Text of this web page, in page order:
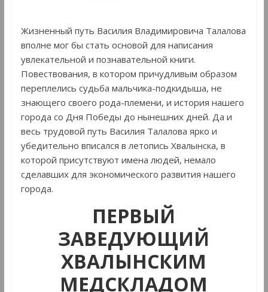
Жизненный путь Василия Владимировича Талалова
вполне мог бы стать основой для написания
увлекательной и познавательной книги.
Повествования, в котором причудливым образом
переплелись судьба мальчика-подкидыша, не
знающего своего рода-племени, и история нашего
города со Дня Победы до нынешних дней. Да и
весь трудовой путь Василия Талалова ярко и
убедительно вписался в летопись Хвалынска, в
которой присутствуют имена людей, немало
сделавших для экономического развития нашего
города.
ПЕРВЫЙ
ЗАВЕДУЮЩИЙ
ХВАЛЫНСКИМ
МЕДСКЛАДОМ